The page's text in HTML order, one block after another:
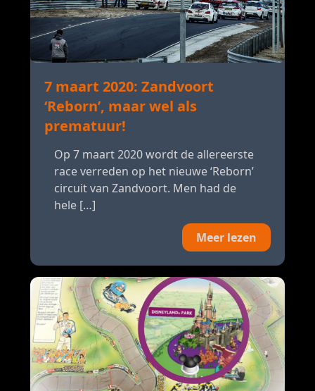
7 maart 2020: Zandvoort
‘Reborn’, maar wel als
prematuur!
Op 7 maart 2020 wordt de allereerste
race verreden op het nieuwe ‘Reborn’
circuit van Zandvoort. Men had de
hele […]
Meer lezen